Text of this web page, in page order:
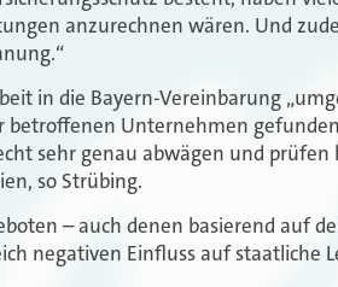
anzurechnen wären. Und
in die Bayern-Vereinbarung
Unternehmen
sehr genau abwägen und prüfen
so Strübing.
– auch denen basierend auf
negativen Einfluss auf staatliche